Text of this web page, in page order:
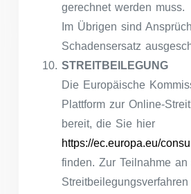
gerechnet werden muss.
Im Übrigen sind
Schadensersatz
STREITBEILEGUNG
Die Europäische
Plattform zur Online-
bereit, die Sie hier
https://ec.europa.eu/
finden. Zur Teilnahme an